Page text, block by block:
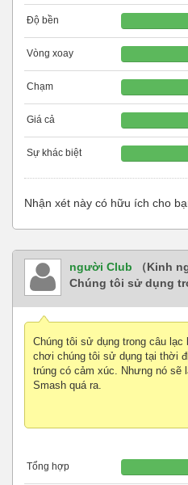
Độ bền
Vòng xoay
Chạm
Giá cả
Sự khác biệt
Nhận xét này có hữu ích cho
người Club
（Kinh
Chúng tôi sử dụng
Chúng tôi sử dụng trong câu
chơi chúng tôi sử dụng tại thời
trúng có cảm xúc. Nhưng nó sẽ
Smash quá ra.
Tổng hợp